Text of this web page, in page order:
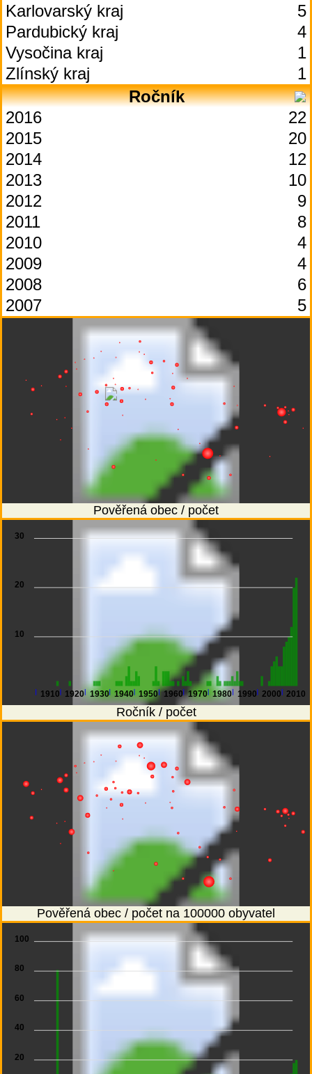
Karlovarský kraj
5
Pardubický kraj
4
Vysočina kraj
1
Zlínský kraj
1
Ročník
2016
22
2015
20
2014
12
2013
10
2012
9
2011
8
2010
4
2009
4
2008
6
2007
5
Pověřená obec / počet
1910 1920 1930 1940 1950 1960 1970 1980 1990 2000 2010
10
20
30
Ročník / počet
Pověřená obec / počet na 100000 obyvatel
20
40
60
80
100